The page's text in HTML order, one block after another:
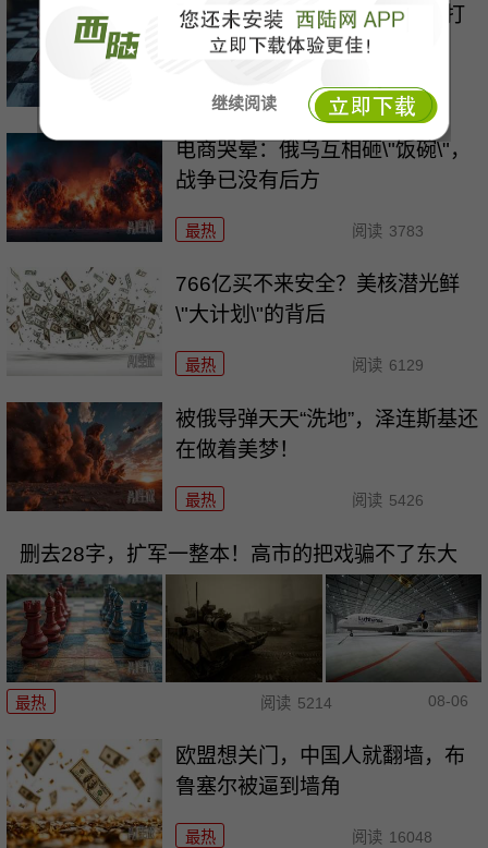
继续阅读
对检察官体系下手！李在明要打
破\"青瓦台魔咒\"
最热 阅读 5861
电商哭晕：俄乌互相砸\"饭碗\"，
战争已没有后方
最热 阅读 3783
766亿买不来安全？美核潜光鲜
\"大计划\"的背后
最热 阅读 6129
被俄导弹天天“洗地”，泽连斯基还
在做着美梦！
最热 阅读 5426
删去28字，扩军一整本！高市的把戏骗不了东大
最热 阅读 5214 08-06
欧盟想关门，中国人就翻墙，布
鲁塞尔被逼到墙角
最热 阅读 16048